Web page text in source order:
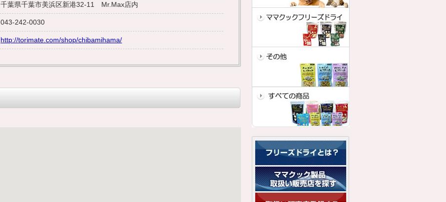
千葉県千葉市美浜区新港32-11 Mr.Max店内
043-242-0030
http://torimate.com/shop/chibamihama/